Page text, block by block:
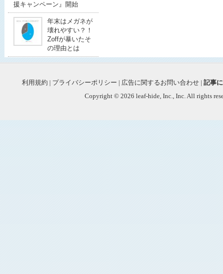
援キャンペーン』開始
年末はメガネが
壊れやすい？！
Zoffが暴いたそ
の理由とは
利用規約 | プライバシーポリシー | 広告に関するお問い合わせ | 記事
Copyright © 2026 leaf-hide, Inc., Inc. All rights